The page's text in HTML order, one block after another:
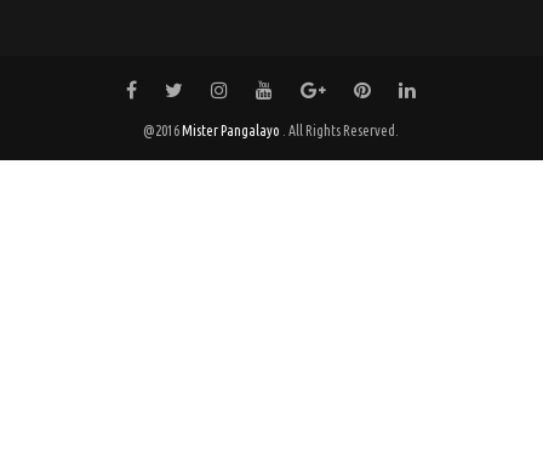
@2016Mister Pangalayo . All Rights Reserved.